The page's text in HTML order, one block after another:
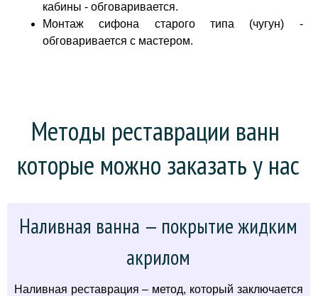
кабины - обговаривается.
Монтаж сифона старого типа (чугун) -
обговаривается с мастером.
Методы реставрации ванн
которые можно заказать у нас
Наливная ванна — покрытие жидким
акрилом
Наливная реставрация – метод, который заключается